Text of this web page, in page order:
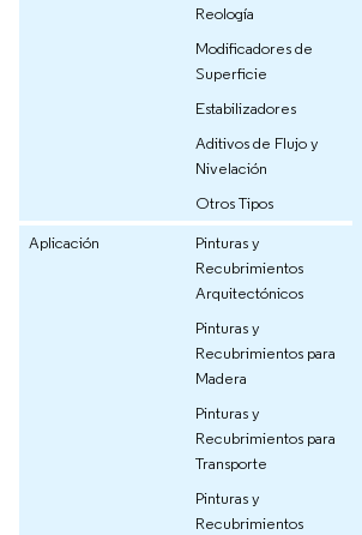
Reología
Modificadores de
Superficie
Estabilizadores
Aditivos de Flujo y
Nivelación
Otros Tipos
Aplicación
Pinturas y
Recubrimientos
Arquitectónicos
Pinturas y
Recubrimientos para
Madera
Pinturas y
Recubrimientos para
Transporte
Pinturas y
Recubrimientos